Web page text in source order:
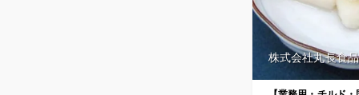
株式会社丸長食品